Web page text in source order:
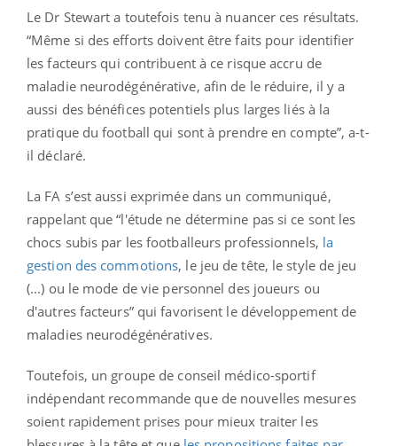
Le Dr Stewart a toutefois tenu à nuancer ces résultats.
“Même si des efforts doivent être faits pour identifier
les facteurs qui contribuent à ce risque accru de
maladie neurodégénérative, afin de le réduire, il y a
aussi des bénéfices potentiels plus larges liés à la
pratique du football qui sont à prendre en compte”, a-t-
il déclaré.
La FA s’est aussi exprimée dans un communiqué,
rappelant que “l'étude ne détermine pas si ce sont les
chocs subis par les footballeurs professionnels, la
gestion des commotions, le jeu de tête, le style de jeu
(...) ou le mode de vie personnel des joueurs ou
d'autres facteurs” qui favorisent le développement de
maladies neurodégénératives.
Toutefois, un groupe de conseil médico-sportif
indépendant recommande que de nouvelles mesures
soient rapidement prises pour mieux traiter les